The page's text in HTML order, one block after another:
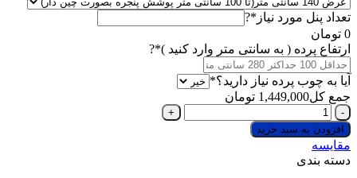
تعداد پنل مورد نیاز*
(required)
?
تومان
ارتفاع پرده ( به سانتی متر وارد کنید ) *
(required)
?
آیا به چوب پرده نیاز دارید؟*
(required)
جمع کل 1,449,000 تومان
پرده
پانچی
حریر
مات
افزودن به سبد خرید
مقایسه
دسته بندی